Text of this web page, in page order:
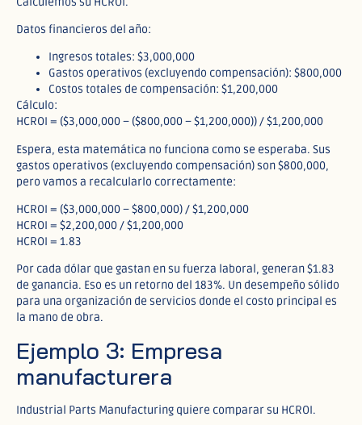
Datos financieros del año:
Ingresos totales: $3,000,000
Gastos operativos (excluyendo compensación): $800,000
Costos totales de compensación: $1,200,000
Cálculo:
HCROI = ($3,000,000 – ($800,000 – $1,200,000)) / $1,200,000
Espera, esta matemática no funciona como se esperaba. Sus
gastos operativos (excluyendo compensación) son $800,000,
pero vamos a recalcularlo correctamente:
HCROI = ($3,000,000 – $800,000) / $1,200,000
HCROI = $2,200,000 / $1,200,000
HCROI = 1.83
Por cada dólar que gastan en su fuerza laboral, generan $1.83
de ganancia. Eso es un retorno del 183%. Un desempeño sólido
para una organización de servicios donde el costo principal es
la mano de obra.
Ejemplo 3: Empresa
manufacturera
Industrial Parts Manufacturing quiere comparar su HCROI.